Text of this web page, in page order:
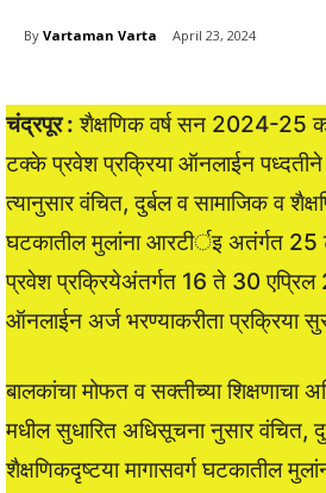
By Vartaman Varta April 23, 2024
चंद्रपूर : शैक्षणिक वर्ष सन 2024-25
टक्के प्रवेश प्रक्रिया ऑनलाईन पध्दतीने
त्यानुसार वंचित, दुर्बल व सामाजिक व
घटकातील मुलांना आरटीर्इ अतंर्गत 25
प्रवेश प्रक्रियेअंतर्गत 16 ते 30 एप्रिल
ऑनलाईन अर्ज भरण्याकरीता
बालकांचा मोफत व सक्तीच्या
मधील सुधारित अधिसूचना नुसार वंचित,
शैक्षणिकदृष्टया मागासवर्ग घटकातील